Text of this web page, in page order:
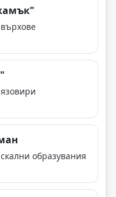
образувания